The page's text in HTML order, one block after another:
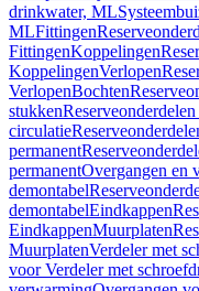
drinkwater, ML
MLFittingen
FittingenKoppelingen
KoppelingenVerlopen
VerlopenBochten
stukken
circulatie
permanent
permanentOvergangen en
demontabel
demontabelEindkappen
EindkappenMuurplaten
MuurplatenVerdeler met
voor Verdeler met